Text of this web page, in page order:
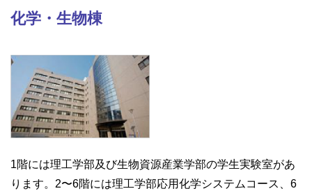
化学・生物棟
1階には理工学部及び生物資源産業学部の学生実験室があ
ります。2〜6階には理工学部応用化学システムコース、6